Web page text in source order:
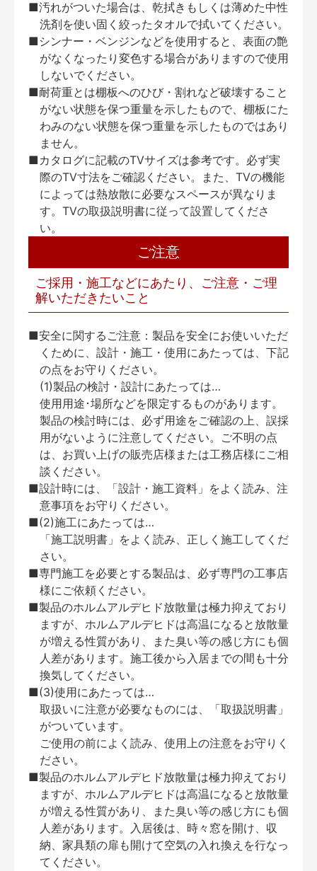
■汚れがついた場合は、乾拭きもしくは薄めた中性
洗剤を使い固く絞ったタオルで拭いてください。
■シンナー・ベンジンなどを使用すると、表面の艶
がなくなったり変色する場合がありますので使用
しないでください。
■耐荷重とは棚板へのひび・割れなど破壊すること
がない状態を保つ重量を示したもので、棚板にた
わみのない状態を保つ重量を示したものではあり
ません。
■カタログに記載のTVサイズは参考です。必ず実
際のTV寸法をご確認ください。また、TVの機能
によっては熱放散に必要なスペースが異なりま
す。TVの取扱説明書に従って設置してくださ
い。
ご注意
ご採用・施工などにあたり、ご注意・ご理
解いただきたいこと
■安全に関するご注意：製品を安全にお使いいただ
くために、設計・施工・使用にあたっては、下記
の点をお守りください。
(1)製品の検討・設計にあたっては…
使用用途･場所などを限定するものがあります。
製品の検討時には、必ず用途をご確認の上、誤採
用がないように注意してください。ご不明の点
は、お買い上げの販売店様または工務店様にご相
談ください。
■設計時には、「設計・施工資料」をよく読み、注
意事項をお守りください。
■(2)施工にあたっては…
「施工説明書」をよく読み、正しく施工してくだ
さい。
■専門施工を必要とする製品は、必ず専門の工事店
様にご依頼ください。
■製品のホルムアルデヒド放散量は極力抑えており
ますが、ホルムアルデヒドは高温になると放散量
が増える性質があり、また臭い等の感じ方にも個
人差があります。施工後から入居までの間も十分
換気してください。
■(3)使用にあたっては…
取扱いに注意が必要なものには、「取扱説明書」
がついています。
ご使用の前によく読み、使用上の注意をお守りく
ださい。
■製品のホルムアルデヒド放散量は極力抑えており
ますが、ホルムアルデヒドは高温になると放散量
が増える性質があり、また臭い等の感じ方にも個
人差があります。入居後は、時々窓を開け、収
納、家具類の扉も開けて空気の入れ換えを行なっ
てください。